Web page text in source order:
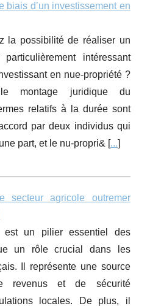
biais d’un investissement en
la possibilité de réaliser un
intéressant
en nue-propriété ?
montage juridique du
relatifs à la durée sont
par deux individus qui
part, et le nu-propri& [...]
secteur agricole outremer
est un pilier essentiel des
un rôle crucial dans les
Il représente une source
revenus et de sécurité
locales. De plus, il